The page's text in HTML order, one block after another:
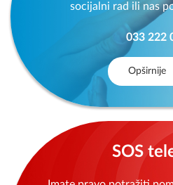
socijalni rad ili nas
033 222
Opširnije
SOS